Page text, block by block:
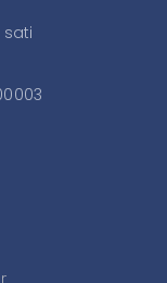
sati